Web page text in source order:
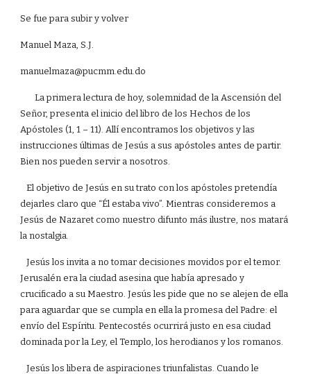
Se fue para subir y volver
Manuel Maza, S.J.
manuelmaza@pucmm.edu.do
La primera lectura de hoy, solemnidad de la Ascensión del
Señor, presenta el inicio del libro de los Hechos de los
Apóstoles (1, 1 – 11). Allí encontramos los objetivos y las
instrucciones últimas de Jesús a sus apóstoles antes de partir.
Bien nos pueden servir a nosotros.
El objetivo de Jesús en su trato con los apóstoles pretendía
dejarles claro que “Él estaba vivo”. Mientras consideremos a
Jesús de Nazaret como nuestro difunto más ilustre, nos matará
la nostalgia.
Jesús los invita a no tomar decisiones movidos por el temor.
Jerusalén era la ciudad asesina que había apresado y
crucificado a su Maestro. Jesús les pide que no se alejen de ella
para aguardar que se cumpla en ella la promesa del Padre: el
envío del Espíritu. Pentecostés ocurrirá justo en esa ciudad
dominada por la Ley, el Templo, los herodianos y los romanos.
Jesús los libera de aspiraciones triunfalistas. Cuando le